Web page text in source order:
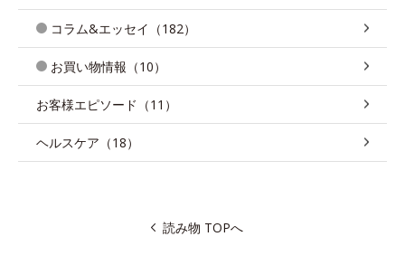
コラム&エッセイ（182）
お買い物情報（10）
お客様エピソード（11）
ヘルスケア（18）
読み物 TOPへ